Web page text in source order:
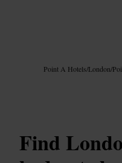
Point A Hotels/London/
Find